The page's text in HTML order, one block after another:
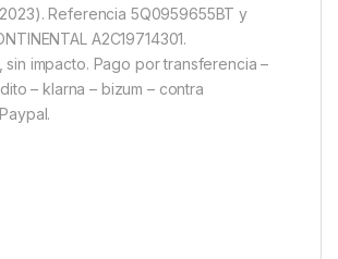
Referencia 5Q0959655BT y
A2C19714301.
sin impacto. Pago por transferencia –
– klarna – bizum – contra